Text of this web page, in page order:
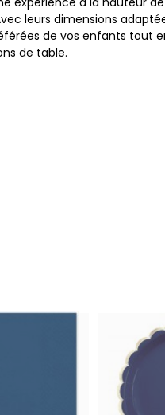
leurs dimensions
de vos enfants tout
de table.